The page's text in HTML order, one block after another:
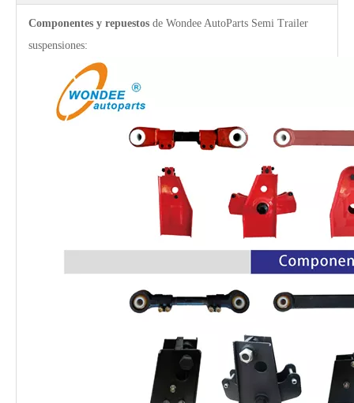
Componentes y repuestos de Wondee AutoParts Semi Trailer
suspensiones:
24T 28T 32T 36T Alemania Tipo tambor Suspensión de bogie con placa de montaje baja 24T 28T 32T 36T Alemania Radios Tipo Suspensión de bogie con placa de montaje baja
24T 28T 32T 36T Alemania radios tipo bogie suspensión para semirremolques y camiones